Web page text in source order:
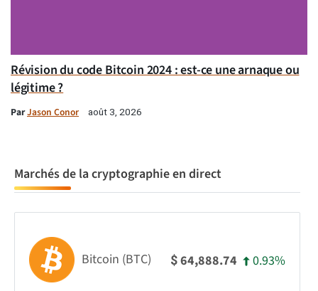
Révision du code Bitcoin 2024 : est-ce une arnaque ou
légitime ?
ParJason Conor août 3, 2026
Marchés de la cryptographie en direct
Bitcoin (BTC) $64,888.74 0.93%